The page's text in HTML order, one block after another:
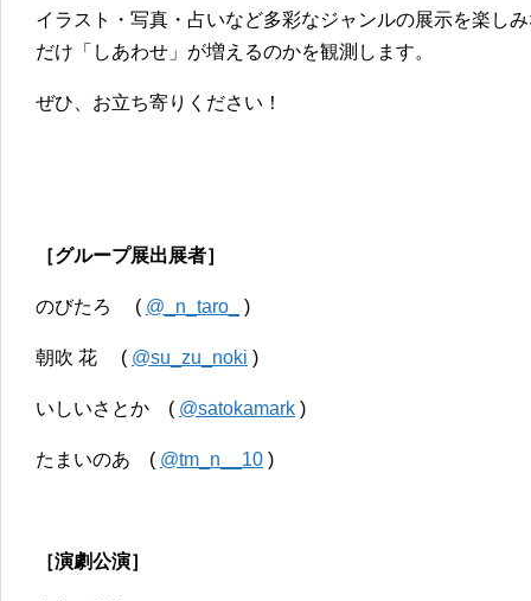
イラスト・写真・占いなど多彩なジャンルの展示を楽し
だけ「しあわせ」が増えるのかを観測します。
ぜひ、お立ち寄りください！
［グループ展出展者］
のびたろ ( @_n_taro_ )
朝吹 花 ( @su_zu_noki )
いしいさとか ( @satokamark )
たまいのあ ( @tm_n__10 )
［演劇公演］